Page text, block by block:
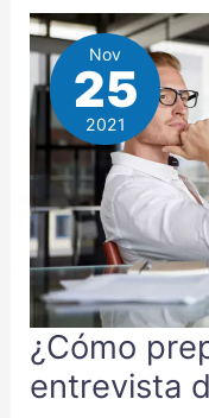
Nov
25
2021
¿Cómo
entrevista
¿Cómo
preparar
una